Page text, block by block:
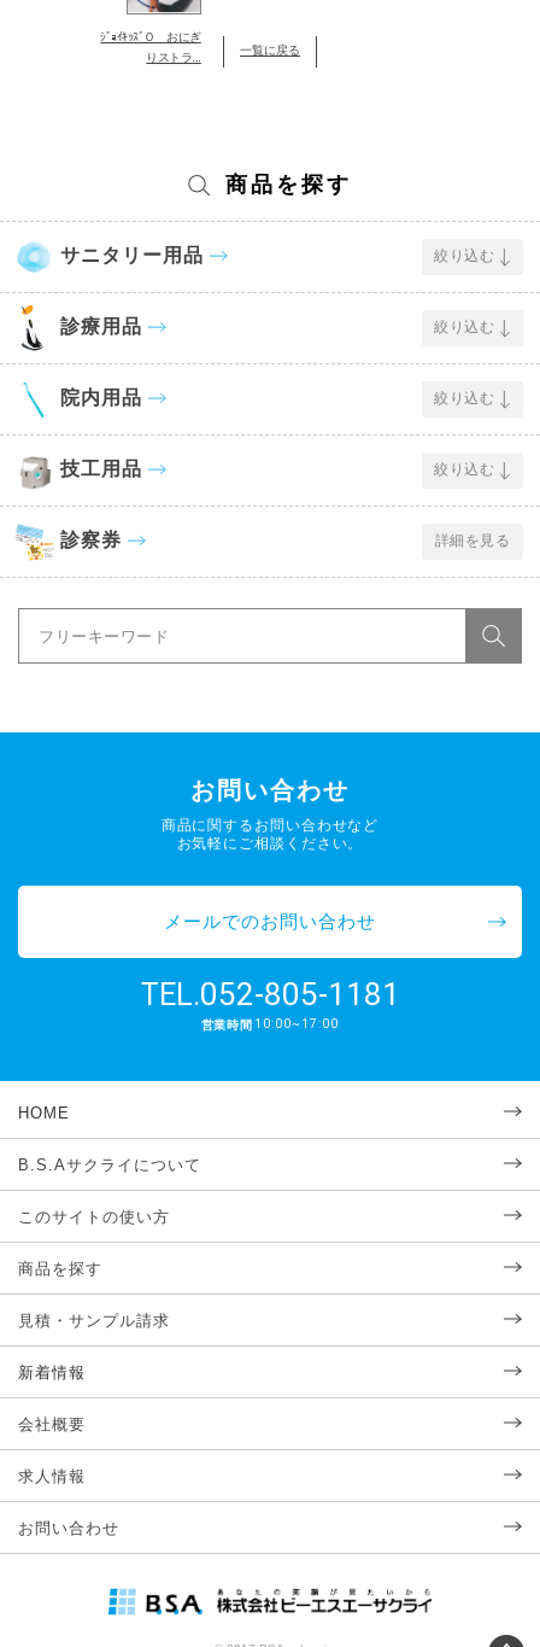
ｼﾞｮｲｷｯｽﾞＯ おにぎ
りストラ...
一覧に戻る
商品を探す
サニタリー用品 絞り込む
診療用品 絞り込む
院内用品 絞り込む
技工用品 絞り込む
診察券 詳細を見る
お問い合わせ
商品に関するお問い合わせなど
お気軽にご相談ください。
メールでのお問い合わせ
TEL.052-805-1181
営業時間 10:00~17:00
HOME
B.S.Aサクライについて
このサイトの使い方
商品を探す
見積・サンプル請求
新着情報
会社概要
求人情報
お問い合わせ